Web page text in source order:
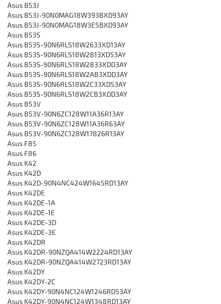
Asus B53J
Asus B53J-90N0MAG18W393BXD93AY
Asus B53J-90N0MAG18W3E5BXD93AY
Asus B53S
Asus B53S-90N6RLS18W2633XD13AY
Asus B53S-90N6RLS18W2813XD53AY
Asus B53S-90N6RLS18W2833XDD3AY
Asus B53S-90N6RLS18W2AB3XDD3AY
Asus B53S-90N6RLS18W2C33XD53AY
Asus B53S-90N6RLS18W2CB3XDD3AY
Asus B53V
Asus B53V-90N6ZC128W11A36R13AY
Asus B53V-90N6ZC128W11A36R63AY
Asus B53V-90N6ZC128W17826R13AY
Asus F85
Asus F86
Asus K42
Asus K42D
Asus K42D-90N4NC424W1645RD13AY
Asus K42DE
Asus K42DE-1A
Asus K42DE-1E
Asus K42DE-3D
Asus K42DE-3E
Asus K42DR
Asus K42DR-90NZQA414W2224RD13AY
Asus K42DR-90NZQA414W2723RD13AY
Asus K42DY
Asus K42DY-2C
Asus K42DY-90N4NC124W1246RD53AY
Asus K42DY-90N4NC124W1348RD13AY